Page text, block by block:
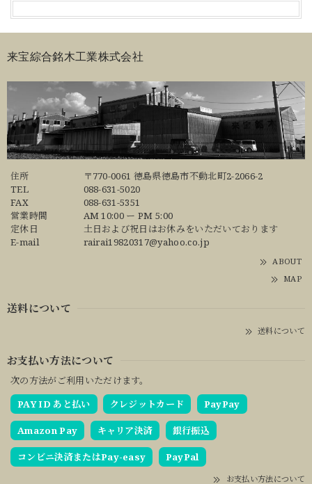
来宝綜合銘木工業株式会社
住所
〒770-0061 徳島県徳島市不動北町2-2066-2
TEL
088-631-5020
FAX
088-631-5351
営業時間
AM 10:00 ー PM 5:00
定休日
土日および祝日はお休みをいただいております
E-mail
rairai19820317@yahoo.co.jp
ABOUT
MAP
送料について
送料について
お支払い方法について
次の方法がご利用いただけます。
PAY ID あと払い
クレジットカード PayPay
Amazon Pay キャリア決済 銀行振込
コンビニ決済またはPay-easy PayPal
お支払い方法について